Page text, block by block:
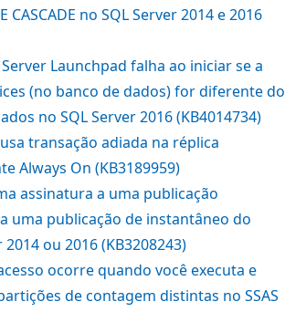
CASCADE no SQL Server 2014 e 2016
Server Launchpad falha ao iniciar se a
(no banco de dados) for diferente do
no SQL Server 2016 (KB4014734)
transação adiada na réplica
Always On (KB3189959)
assinatura a uma publicação
uma publicação de instantâneo do
ou 2016 (KB3208243)
ocorre quando você executa e
de contagem distintas no SSAS